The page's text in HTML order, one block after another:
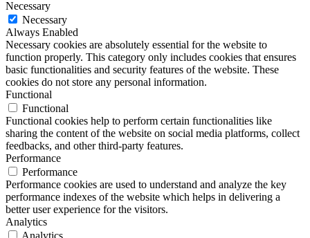
Necessary
Necessary
Always Enabled
Necessary cookies are absolutely essential for the website to
function properly. This category only includes cookies that ensures
basic functionalities and security features of the website. These
cookies do not store any personal information.
Functional
Functional
Functional cookies help to perform certain functionalities like
sharing the content of the website on social media platforms, collect
feedbacks, and other third-party features.
Performance
Performance
Performance cookies are used to understand and analyze the key
performance indexes of the website which helps in delivering a
better user experience for the visitors.
Analytics